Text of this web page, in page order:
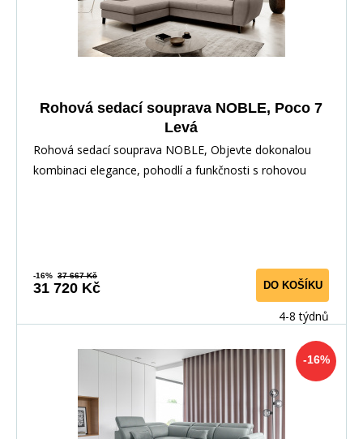
Rohová sedací souprava NOBLE, Poco 7
Levá
Rohová sedací souprava NOBLE, Objevte dokonalou
kombinaci elegance, pohodlí a funkčnosti s rohovou
-16% 37 667 Kč
31 720 Kč DO KOŠÍKU
4-8 týdnů
-16%